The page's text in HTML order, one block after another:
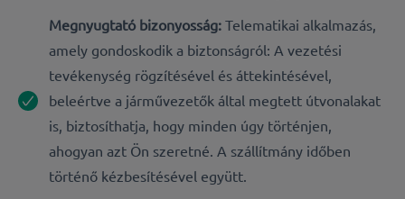
Megnyugtató bizonyosság: Telematikai alkalmazás,
amely gondoskodik a biztonságról: A vezetési
tevékenység rögzítésével és áttekintésével,
beleértve a járművezetők által megtett útvonalakat
is, biztosíthatja, hogy minden úgy történjen,
ahogyan azt Ön szeretné. A szállítmány időben
történő kézbesítésével együtt.